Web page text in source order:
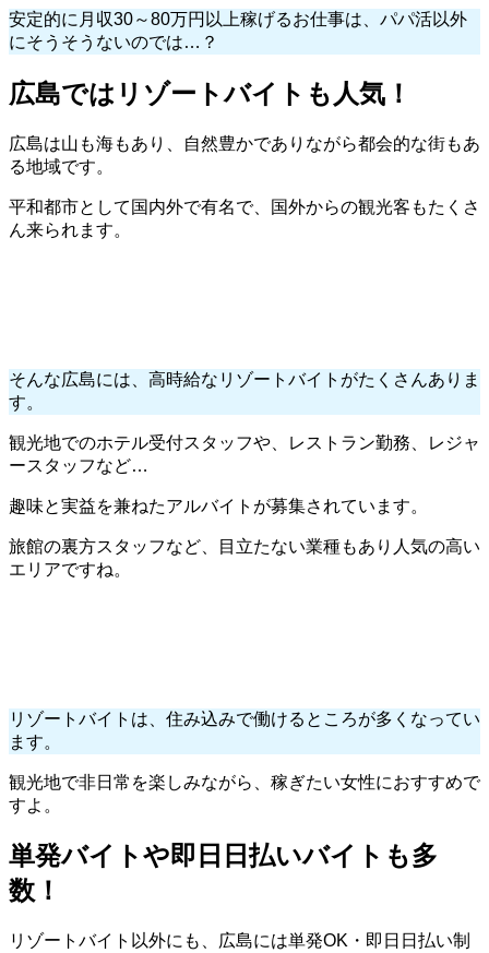
安定的に月収30～80万円以上稼げるお仕事は、パパ活以外
にそうそうないのでは…？
広島ではリゾートバイトも人気！
広島は山も海もあり、自然豊かでありながら都会的な街もあ
る地域です。
平和都市として国内外で有名で、国外からの観光客もたくさ
ん来られます。
そんな広島には、高時給なリゾートバイトがたくさんありま
す。
観光地でのホテル受付スタッフや、レストラン勤務、レジャ
ースタッフなど…
趣味と実益を兼ねたアルバイトが募集されています。
旅館の裏方スタッフなど、目立たない業種もあり人気の高い
エリアですね。
リゾートバイトは、住み込みで働けるところが多くなってい
ます。
観光地で非日常を楽しみながら、稼ぎたい女性におすすめで
すよ。
単発バイトや即日日払いバイトも多
数！
リゾートバイト以外にも、広島には単発OK・即日日払い制